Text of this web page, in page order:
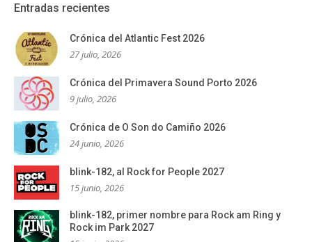
Entradas recientes
Crónica del Atlantic Fest 2026
27 julio, 2026
Crónica del Primavera Sound Porto 2026
9 julio, 2026
Crónica de O Son do Camiño 2026
24 junio, 2026
blink-182, al Rock for People 2027
15 junio, 2026
blink-182, primer nombre para Rock am Ring y
Rock im Park 2027